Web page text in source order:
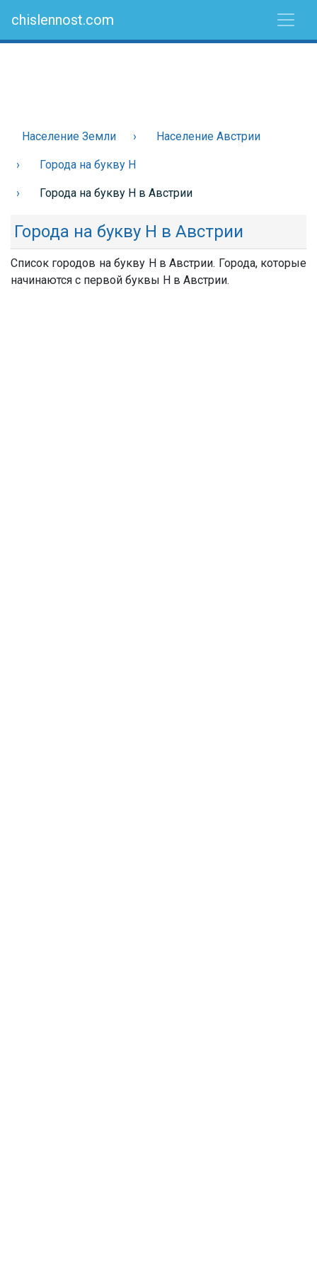
chislennost.com
Население Земли Население Австрии
Города на букву Н
Города на букву Н в Австрии
Города на букву Н в Австрии
Список городов на букву Н в Австрии. Города, которые
начинаются с первой буквы Н в Австрии.